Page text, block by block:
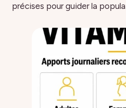
précises pour guider la